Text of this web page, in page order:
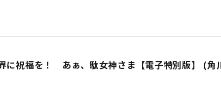
に祝福を！ あぁ、駄女神さま【電子特別版】 (角